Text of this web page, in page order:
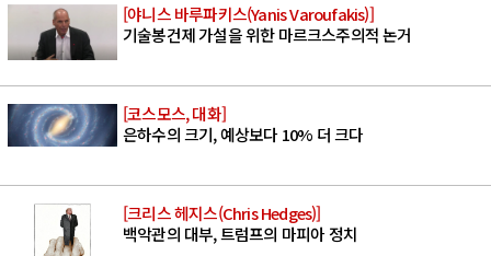
[야니스 바루파키스(Yanis Varoufakis)]
기술봉건제 가설을 위한 마르크스주의적 논거
[코스모스, 대화]
은하수의 크기, 예상보다 10% 더 크다
[크리스 헤지스(Chris Hedges)]
백악관의 대부, 트럼프의 마피아 정치